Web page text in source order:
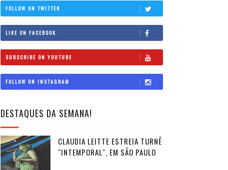
FOLLOW ON TWITTER
LIKE ON FACEBOOK
SUBSCRIBE ON YOUTUBE
FOLLOW ON INSTAGRAM
DESTAQUES DA SEMANA!
CLAUDIA LEITTE ESTREIA TURNÊ
"INTEMPORAL", EM SÃO PAULO